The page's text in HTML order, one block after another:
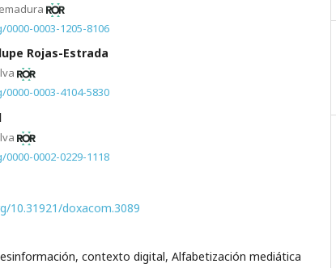
0003-1205-8106
Rojas-Estrada
0003-4104-5830
0002-0229-1118
10.31921/doxacom.3089
contexto digital, Alfabetización mediática